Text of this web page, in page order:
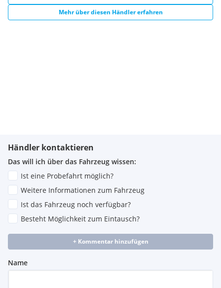
Mehr über diesen Händler erfahren
Händler kontaktieren
Das will ich über das Fahrzeug wissen:
Ist eine Probefahrt möglich?
Weitere Informationen zum Fahrzeug
Ist das Fahrzeug noch verfügbar?
Besteht Möglichkeit zum Eintausch?
+ Kommentar hinzufügen
Name